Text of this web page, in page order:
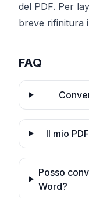
del PDF. Per
breve rifinitura
FAQ
Il mio
Posso
Word?